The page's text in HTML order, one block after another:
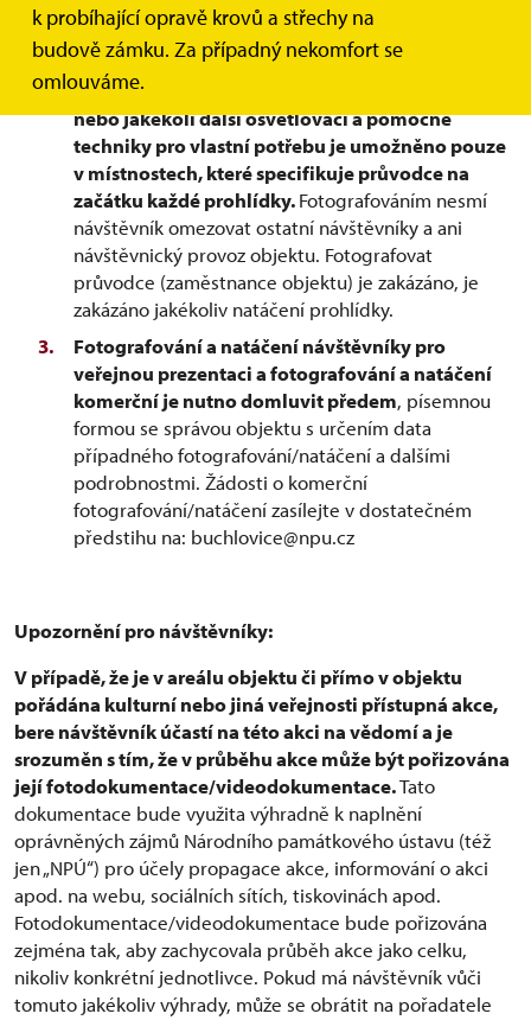
k probíhající opravě krovů a střechy na
budově zámku. Za případný nekomfort se
omlouváme.
návštěvníků. Fotografování a natáčení pomocí dronu
není povoleno.
Fotografování bez blesku, stativu, selfie tyče
nebo jakékoli další osvětlovací a pomocné
techniky pro vlastní potřebu je umožněno pouze
v místnostech, které specifikuje průvodce na
začátku každé prohlídky.Fotografováním nesmí
návštěvník omezovat ostatní návštěvníky a ani
návštěvnický provoz objektu. Fotografovat
průvodce (zaměstnance objektu) je zakázáno, je
zakázáno jakékoliv natáčení prohlídky.
Fotografování a natáčení návštěvníky pro
veřejnou prezentaci a fotografování a natáčení
komerční je nutno domluvit předem, písemnou
formou se správou objektu s určením data
případného fotografování/natáčení a dalšími
podrobnostmi. Žádosti o komerční
fotografování/natáčení zasílejte v dostatečném
předstihu na: buchlovice@npu.cz
Upozornění pro návštěvníky:
V případě, že je v areálu objektu či přímo v objektu
pořádána kulturní nebo jiná veřejnosti přístupná akce,
bere návštěvník účastí na této akci na vědomí a je
srozuměn s tím, že v průběhu akce může být pořizována
její fotodokumentace/videodokumentace.Tato
dokumentace bude využita výhradně k naplnění
oprávněných zájmů Národního památkového ústavu (též
jen „NPÚ“) pro účely propagace akce, informování o akci
apod. na webu, sociálních sítích, tiskovinách apod.
Fotodokumentace/videodokumentace bude pořizována
zejména tak, aby zachycovala průběh akce jako celku,
nikoliv konkrétní jednotlivce. Pokud má návštěvník vůči
tomuto jakékoliv výhrady, může se obrátit na pořadatele